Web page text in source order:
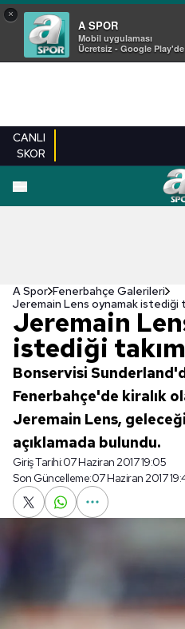
×
A SPOR
Mobil uygulaması
Ücretsiz - Google Play'de
CANLI
SKOR
EN YENILER
A Spor Fenerbahçe Galerileri
Jeremain Lens oynamak istediği
Jeremain
istediği
Bonservisi
Fenerbahçe'de kiralık
Jeremain Lens,
açıklamada bulundu.
Giriş Tarihi:07 Haziran 2017 19:05
Son Güncelleme:07 Haziran 2017